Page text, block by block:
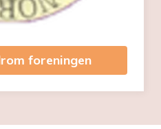
foreningen